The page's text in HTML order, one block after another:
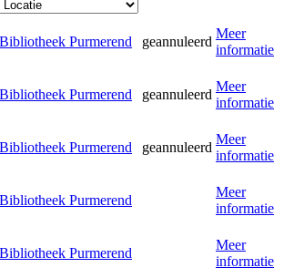
Bibliotheek Purmerend geannuleerd
Meer
informatie
Bibliotheek Purmerend geannuleerd
Meer
informatie
Bibliotheek Purmerend geannuleerd
Meer
informatie
Bibliotheek Purmerend
Meer
informatie
Bibliotheek Purmerend
Meer
informatie